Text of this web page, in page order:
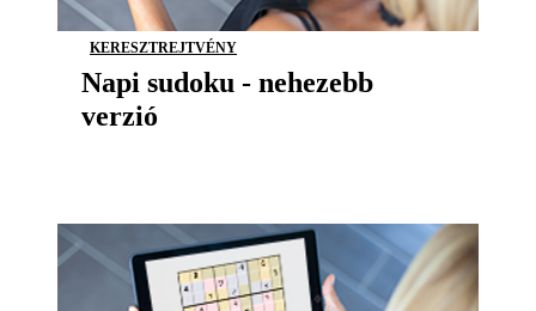
KERESZTREJTVÉNY
Napi sudoku - nehezebb
verzió